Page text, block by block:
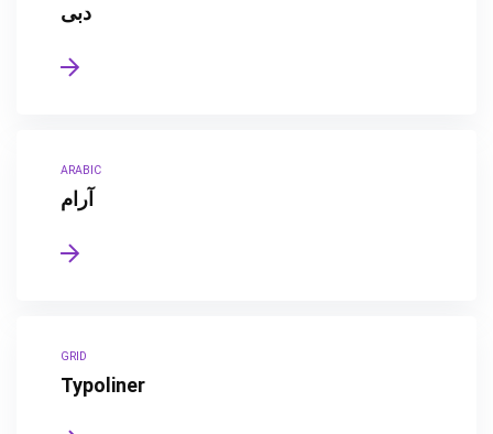
دبى
ARABIC
آرام
GRID
Typoliner